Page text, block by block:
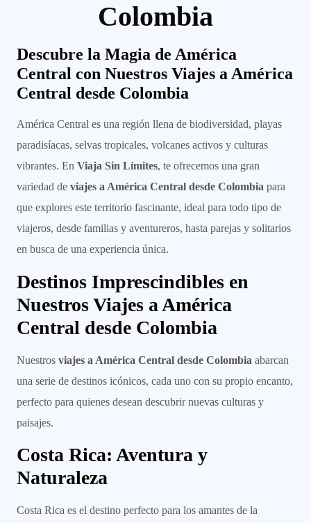
Colombia
Descubre la Magia de América
Central con Nuestros Viajes a América
Central desde Colombia
América Central es una región llena de biodiversidad, playas
paradisíacas, selvas tropicales, volcanes activos y culturas
vibrantes. En Viaja Sin Límites, te ofrecemos una gran
variedad de viajes a América Central desde Colombia para
que explores este territorio fascinante, ideal para todo tipo de
viajeros, desde familias y aventureros, hasta parejas y solitarios
en busca de una experiencia única.
Destinos Imprescindibles en
Nuestros Viajes a América
Central desde Colombia
Nuestros viajes a América Central desde Colombia abarcan
una serie de destinos icónicos, cada uno con su propio encanto,
perfecto para quienes desean descubrir nuevas culturas y
paisajes.
Costa Rica: Aventura y
Naturaleza
Costa Rica es el destino perfecto para los amantes de la